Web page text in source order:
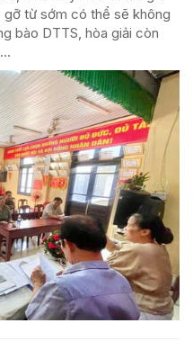
gỡ từ sớm có thể sẽ không
bào DTTS, hòa giải còn